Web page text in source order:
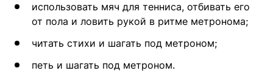
использовать мяч для тенниса, отбивать его
от пола и ловить рукой в ритме метронома;
читать стихи и шагать под метроном;
петь и шагать под метроном.